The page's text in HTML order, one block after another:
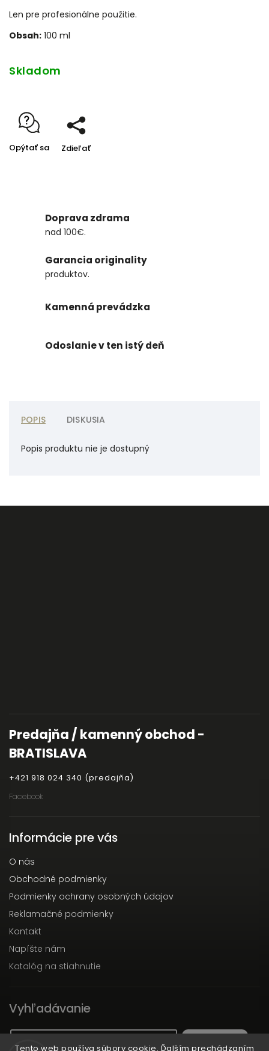
Tento web používa súbory cookie. Ďalším prechádzaním
Len pre profesionálne použitie.
Obsah: 100 ml
Skladom
Opýtať sa Zdieľať
Doprava zdrama
nad 100€.
Garancia originality
produktov.
Kamenná prevádzka
Odoslanie v ten istý deň
POPIS DISKUSIA
Popis produktu nie je dostupný
Predajňa / kamenný obchod -
BRATISLAVA
+421 918 024 340 (predajňa)
Facebook
Informácie pre vás
O nás
Obchodné podmienky
Podmienky ochrany osobných údajov
Reklamačné podmienky
Kontakt
Napíšte nám
Katalóg na stiahnutie
Vyhľadávanie